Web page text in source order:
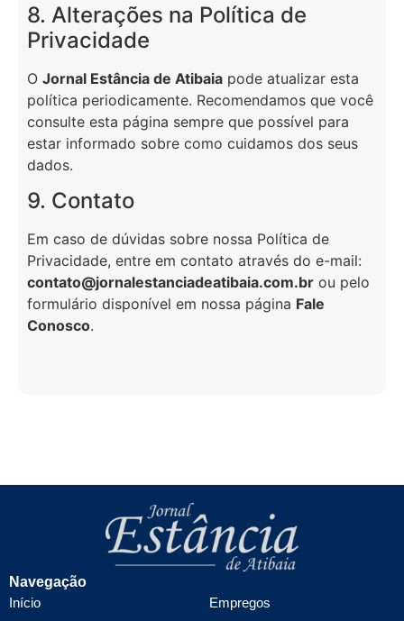
8. Alterações na Política de
Privacidade
O Jornal Estância de Atibaia pode atualizar esta
política periodicamente. Recomendamos que você
consulte esta página sempre que possível para
estar informado sobre como cuidamos dos seus
dados.
9. Contato
Em caso de dúvidas sobre nossa Política de
Privacidade, entre em contato através do e-mail:
contato@jornalestanciadeatibaia.com.br ou pelo
formulário disponível em nossa página Fale
Conosco.
Navegação
Início
Empregos